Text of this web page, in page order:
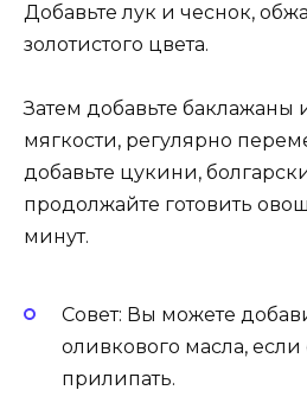
Добавьте лук и чеснок,
золотистого цвета.
Затем добавьте баклажаны
мягкости, регулярно
добавьте цукини,
продолжайте готовить
минут.
Совет: Вы можете
оливкового масла,
прилипать.